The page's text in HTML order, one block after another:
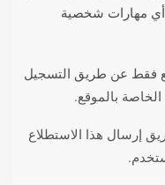
أي مهارات شخصية
فقط عن طريق التسجيل
بالموقع.
إرسال هذا الاستطلاع